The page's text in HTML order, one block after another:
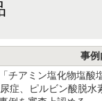
事例
チアミン塩化物塩酸
症、ピルビン酸脱